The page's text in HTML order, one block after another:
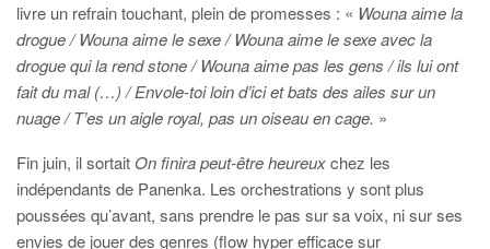
livre un refrain touchant, plein de promesses : « Wouna aime la
drogue / Wouna aime le sexe / Wouna aime le sexe avec la
drogue qui la rend stone / Wouna aime pas les gens / ils lui ont
fait du mal (…) / Envole-toi loin d’ici et bats des ailes sur un
nuage / T’es un aigle royal, pas un oiseau en cage. »
Fin juin, il sortait On finira peut-être heureuxchez les
indépendants de Panenka. Les orchestrations y sont plus
poussées qu’avant, sans prendre le pas sur sa voix, ni sur ses
envies de jouer des genres (flow hyper efficace sur